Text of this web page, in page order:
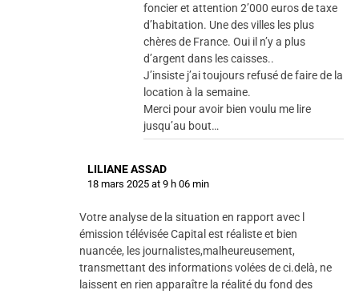
foncier et attention 2’000 euros de taxe
d’habitation. Une des villes les plus
chères de France. Oui il n’y a plus
d’argent dans les caisses..
J’insiste j’ai toujours refusé de faire de la
location à la semaine.
Merci pour avoir bien voulu me lire
jusqu’au bout…
LILIANE ASSAD
18 mars 2025 at 9 h 06 min
Votre analyse de la situation en rapport avec l
émission télévisée Capital est réaliste et bien
nuancée, les journalistes,malheureusement,
transmettant des informations volées de ci.delà, ne
laissent en rien apparaître la réalité du fond des